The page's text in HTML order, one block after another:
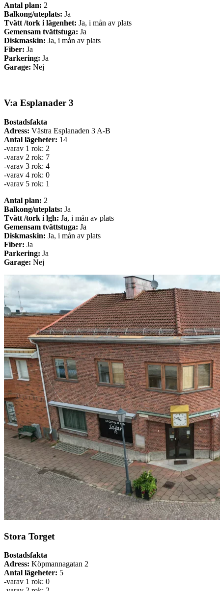
Antal plan: 2
Balkong/uteplats: Ja
Tvätt /tork i lägenhet: Ja, i mån av plats
Gemensam tvättstuga: Ja
Diskmaskin: Ja, i mån av plats
Fiber: Ja
Parkering: Ja
Garage: Nej
V:a Esplanader 3
Bostadsfakta
Adress: Västra Esplanaden 3 A-B
Antal lägeheter: 14
-varav 1 rok: 2
-varav 2 rok: 7
-varav 3 rok: 4
-varav 4 rok: 0
-varav 5 rok: 1
Antal plan: 2
Balkong/uteplats: Ja
Tvätt /tork i lgh: Ja, i mån av plats
Gemensam tvättstuga: Ja
Diskmaskin: Ja, i mån av plats
Fiber: Ja
Parkering: Ja
Garage: Nej
Stora Torget
Bostadsfakta
Adress: Köpmannagatan 2
Antal lägeheter: 5
-varav 1 rok: 0